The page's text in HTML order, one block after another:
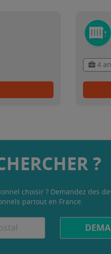
4
?
choisir ? Demandez des
partout en France.